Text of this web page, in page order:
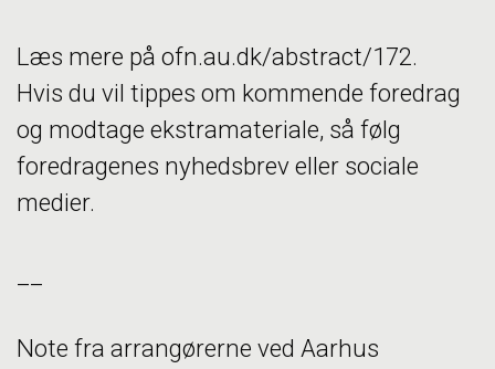
Læs mere på ofn.au.dk/abstract/172.
Hvis du vil tippes om kommende foredrag
og modtage ekstramateriale, så følg
foredragenes nyhedsbrev eller sociale
medier.
Note fra arrangørerne ved Aarhus